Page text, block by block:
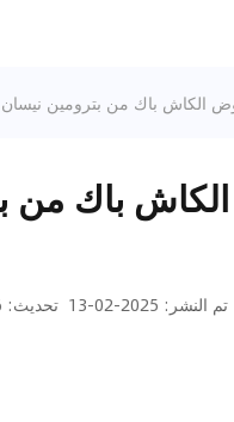
الكاش باك من بترومين نيسان
باك من
تم النشر :
2025-02-13 تحديث: